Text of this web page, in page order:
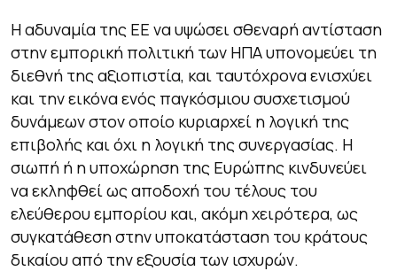
Η αδυναμία της ΕΕ να υψώσει σθεναρή αντίσταση
στην εμπορική πολιτική των ΗΠΑ υπονομεύει τη
διεθνή της αξιοπιστία, και ταυτόχρονα ενισχύει
και την εικόνα ενός παγκόσμιου συσχετισμού
δυνάμεων στον οποίο κυριαρχεί η λογική της
επιβολής και όχι η λογική της συνεργασίας. Η
σιωπή ή η υποχώρηση της Ευρώπης κινδυνεύει
να εκληφθεί ως αποδοχή του τέλους του
ελεύθερου εμπορίου και, ακόμη χειρότερα, ως
συγκατάθεση στην υποκατάσταση του κράτους
δικαίου από την εξουσία των ισχυρών.